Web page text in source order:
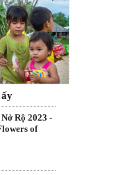
Rộ 2023 -
of